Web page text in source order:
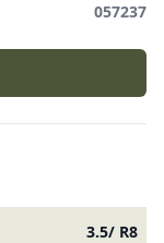
057237
3.5/ R8